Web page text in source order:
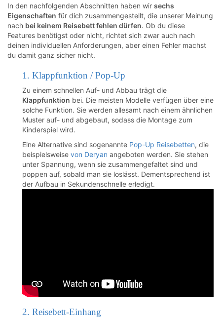
In den nachfolgenden Abschnitten haben wir sechs
Eigenschaften für dich zusammengestellt, die unserer Meinung
nach bei keinem Reisebett fehlen dürfen. Ob du diese
Features benötigst oder nicht, richtet sich zwar auch nach
deinen individuellen Anforderungen, aber einen Fehler machst
du damit ganz sicher nicht.
1. Klappfunktion / Pop-Up
Zu einem schnellen Auf- und Abbau trägt die
Klappfunktion bei. Die meisten Modelle verfügen über eine
solche Funktion. Sie werden allesamt nach einem ähnlichen
Muster auf- und abgebaut, sodass die Montage zum
Kinderspiel wird.
Eine Alternative sind sogenannte Pop-Up Reisebetten, die
beispielsweise von Deryan angeboten werden. Sie stehen
unter Spannung, wenn sie zusammengefaltet sind und
poppen auf, sobald man sie loslässt. Dementsprechend ist
der Aufbau in Sekundenschnelle erledigt.
2. Reisebett-Einhang